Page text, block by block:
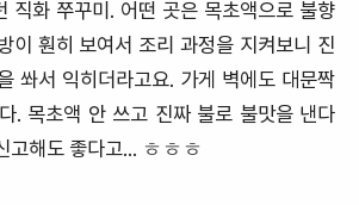
직화 쭈꾸미. 어떤 곳은 목초액으로 불향
이 훤히 보여서 조리 과정을 지켜보니 진
쏴서 익히더라고요. 가게 벽에도 대문짝
. 목초액 안 쓰고 진짜 불로 불맛을 낸다
고해도 좋다고... ㅎㅎㅎ